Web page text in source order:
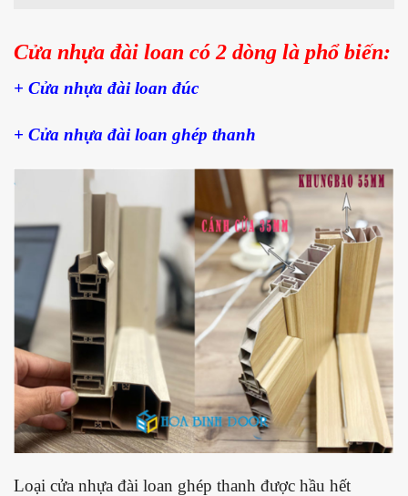
Cửa nhựa đài loan có 2 dòng là phổ biến:
+ Cửa nhựa đài loan đúc
+ Cửa nhựa đài loan ghép thanh
Loại cửa nhựa đài loan ghép thanh được hầu hết